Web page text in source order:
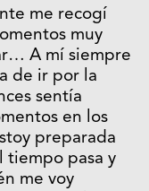
me recogí
muy
A mí siempre
de ir por la
sentía
en los
preparada
tiempo pasa y
me voy